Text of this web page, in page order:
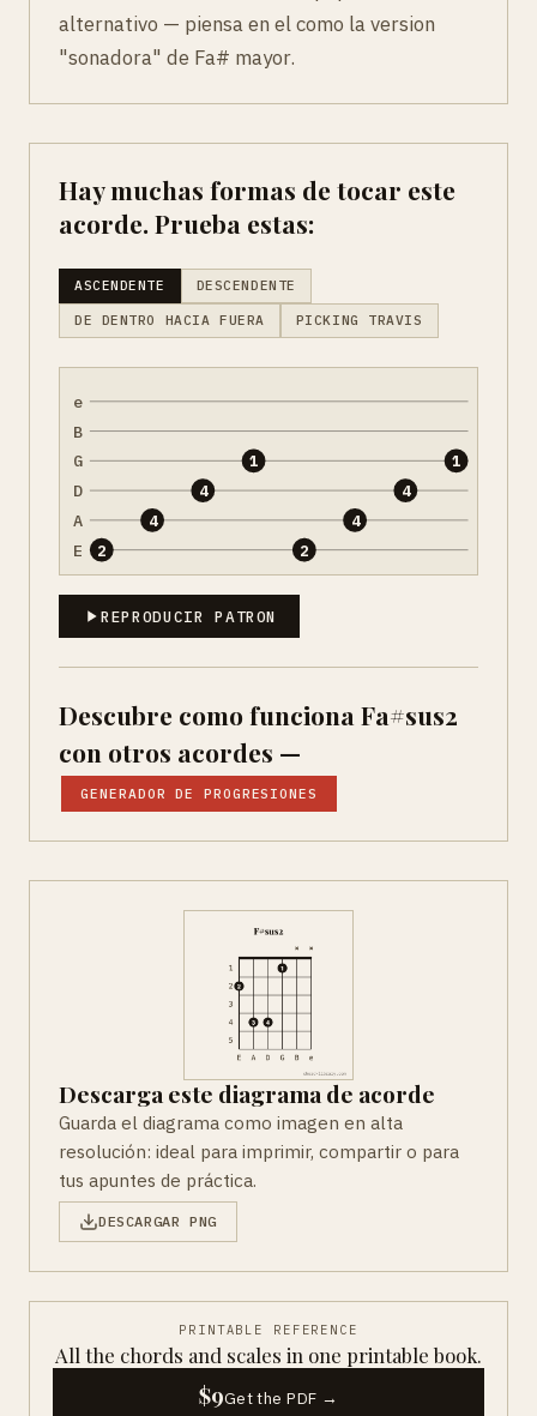
alternativo — piensa en el como la version
"sonadora" de Fa# mayor.
Hay muchas formas de tocar este
acorde. Prueba estas:
ASCENDENTE DESCENDENTE
DE DENTRO HACIA FUERA PICKING TRAVIS
e
B
G
D
A
E 2
4
4
1
2
4
4
1
REPRODUCIR PATRON
Descubre como funciona Fa#sus2
con otros acordes —
GENERADOR DE PROGRESIONES
Descarga este diagrama de acorde
Guarda el diagrama como imagen en alta
resolución: ideal para imprimir, compartir o para
tus apuntes de práctica.
DESCARGAR PNG
PRINTABLE REFERENCE
All the chords and scales in one printable book.
$9Get the PDF →